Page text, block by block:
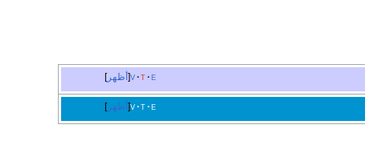
أظهر v t e
أظهر v t e